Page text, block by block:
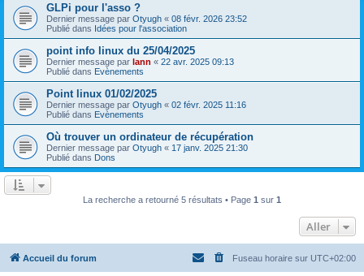
GLPi pour l'asso ?
Dernier message par Otyugh « 08 févr. 2026 23:52
Publié dans Idées pour l'association
point info linux du 25/04/2025
Dernier message par lann « 22 avr. 2025 09:13
Publié dans Evènements
Point linux 01/02/2025
Dernier message par Otyugh « 02 févr. 2025 11:16
Publié dans Evènements
Où trouver un ordinateur de récupération
Dernier message par Otyugh « 17 janv. 2025 21:30
Publié dans Dons
La recherche a retourné 5 résultats • Page 1 sur 1
Aller
Accueil du forum Fuseau horaire sur UTC+02:00